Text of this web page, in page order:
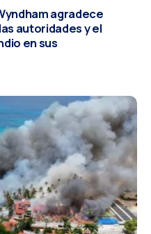
agradece
autoridades y el
en sus